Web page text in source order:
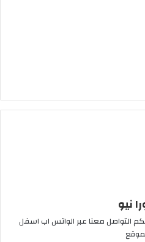
نيو
التواصل معنا عبر الواتس اب اسفل